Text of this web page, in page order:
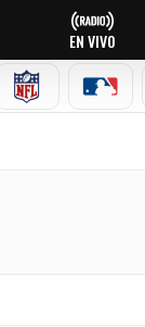
EN VIVO
NFL MLB